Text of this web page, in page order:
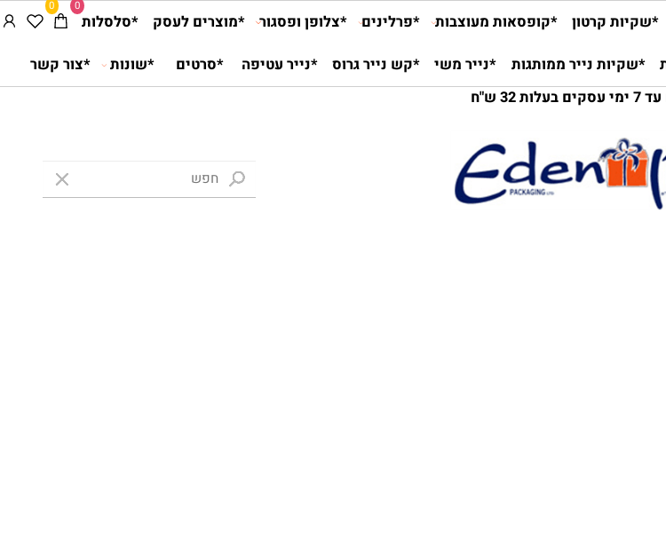
0 0
קרטון *קופסאות מעוצבות *פרלינים *צלופן ופסגור *מוצרים לעסק *סלסלות
נייר ממותגות *נייר משי *קש נייר גרוס *נייר עטיפה *סרטים *שונות *צור קשר